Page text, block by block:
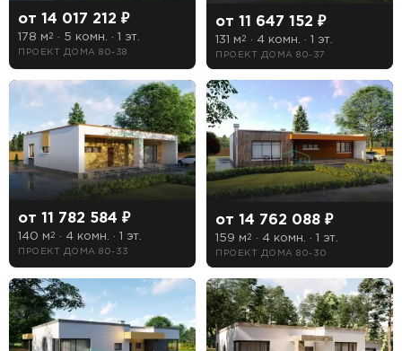
от 14 017 212 ₽
178 м2 · 5 комн. · 1 эт.
ПРОЕКТ ДОМА 80-38
от 11 647 152 ₽
131 м 2 · 4 комн. · 1 эт.
ПРОЕКТ ДОМА 80-37
от 11 782 584 ₽
140 м2 · 4 комн. · 1 эт.
ПРОЕКТ ДОМА 80-33
от 14 762 088 ₽
159 м2 · 4 комн. · 1 эт.
ПРОЕКТ ДОМА 80-30
Ширина
Особенности
1 гараж
2 гаража
Бассейн
Зимний сад
Лоджия
Сауна